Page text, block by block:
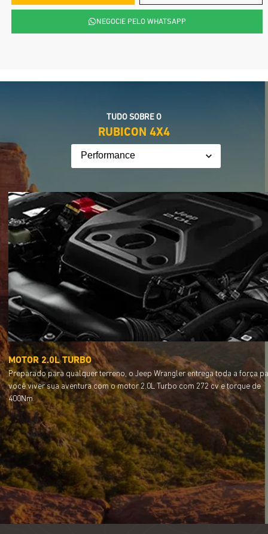
NEGOCIE PELO WHATSAPP
TUDO SOBRE O
RUBICON 4X4
MOTOR 2.0L TURBO
Preparado para qualquer terreno, o Jeep Wrangler entrega toda a força
você viver sua aventura com o motor 2.0L Turbo com 272 cv e torque de
400Nm.